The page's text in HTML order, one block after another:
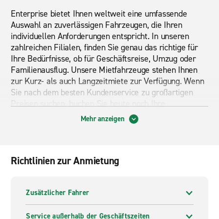
Enterprise bietet Ihnen weltweit eine umfassende
Auswahl an zuverlässigen Fahrzeugen, die Ihren
individuellen Anforderungen entspricht. In unseren
zahlreichen Filialen, finden Sie genau das richtige für
Ihre Bedürfnisse, ob für Geschäftsreise, Umzug oder
Familienausflug. Unsere Mietfahrzeuge stehen Ihnen
zur Kurz- als auch Langzeitmiete zur Verfügung. Wenn
Sie nach dem besten Kundenservice zu großartigen
Preisen suchen, buchen Sie heute noch Ihre
Mietfahrzeug bei Enterprise Rent-A-Car.
Enterprise bietet eine große Auswahl an Mietwagen
undMiettransportern. Von geräumigen SUVs bis hin
richtige für Ihre Anforderungen. Sehen Sie sich
unsereMietwagenflotte in Deutschlandan und
wählen Sie das passende Mietfahrzeug von Enterprise
Mehr anzeigen
Richtlinien zur Anmietung
Zusätzlicher Fahrer
Service außerhalb der Geschäftszeiten